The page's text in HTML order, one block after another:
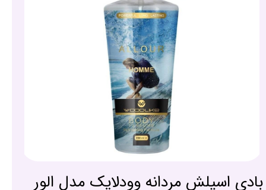
بادی اسپلش مردانه وودلایک مدل الور